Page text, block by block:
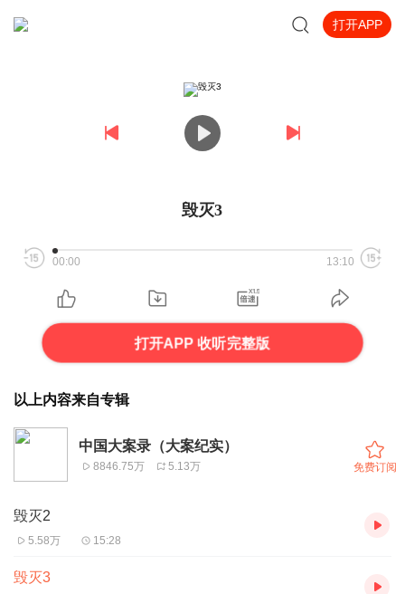
打开APP
毁灭3
00:00 13:10
打开APP 收听完整版
以上内容来自专辑
中国大案录（大案纪实）
8846.75万 5.13万 免费订阅
毁灭2
5.58万 15:28
毁灭3